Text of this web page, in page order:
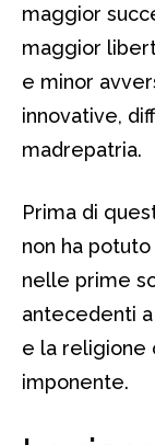
maggior
maggior
e minor
innovative,
madrepatria.
Prima di
non ha
nelle prime
antecedenti
e la religione
imponente.